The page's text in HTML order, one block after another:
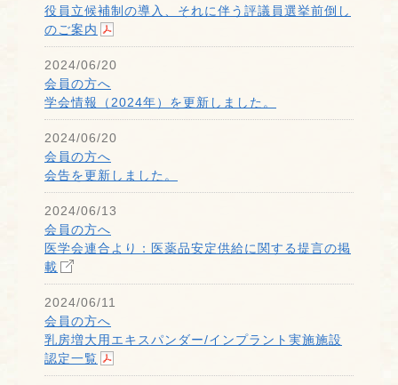
役員立候補制の導入、それに伴う評議員選挙前倒し
のご案内
2024/06/20
会員の方へ
学会情報（2024年）を更新しました。
2024/06/20
会員の方へ
会告を更新しました。
2024/06/13
会員の方へ
医学会連合より：医薬品安定供給に関する提言の掲
載
2024/06/11
会員の方へ
乳房増大用エキスパンダー/インプラント実施施設
認定一覧